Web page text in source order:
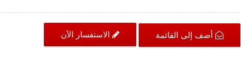
مم، لذا لا داعي للقلق بشأن تلف الكابل عند استخدام أداة ضغط كابل
أضف إلى القائمة
الاستفسار الآن